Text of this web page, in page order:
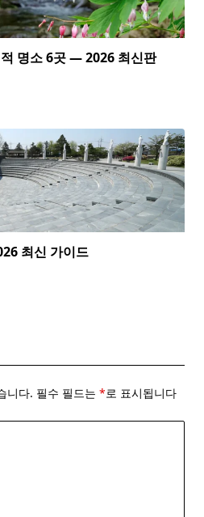
명소 6곳 — 2026 최신판
최신 가이드
니다. 필수 필드는 *로 표시됩니다